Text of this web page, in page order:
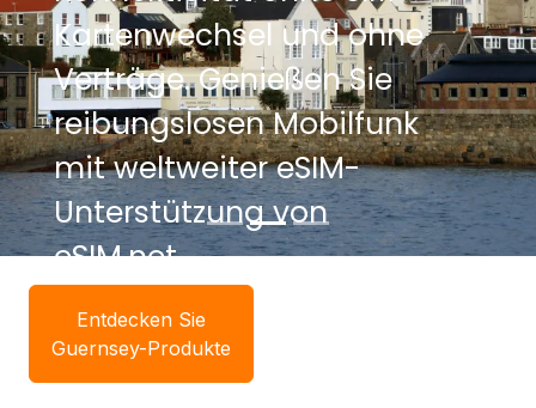
Kartenwechsel und ohne
Verträge. Genießen Sie
reibungslosen Mobilfunk
mit weltweiter eSIM-
Unterstützung von
eSIM.net.
Entdecken Sie
Guernsey-Produkte